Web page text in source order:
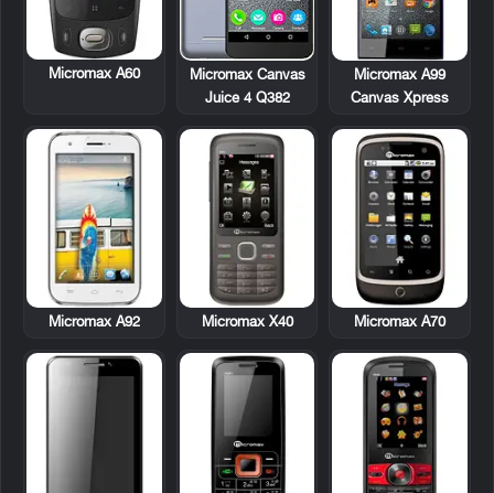
Micromax A99
Canvas Xpress
Micromax Canvas
Juice 4 Q382
Micromax A60
Micromax A70
Micromax X40
Micromax A92